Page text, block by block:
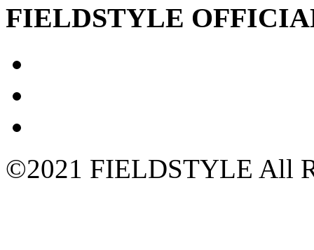
FIELDSTYLE
©2021 FIELDSTYLE All